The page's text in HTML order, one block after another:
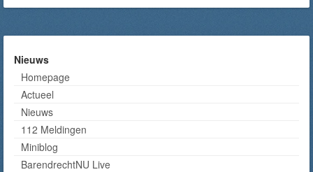
Nieuws
Homepage
Actueel
Nieuws
112 Meldingen
Miniblog
BarendrechtNU Live